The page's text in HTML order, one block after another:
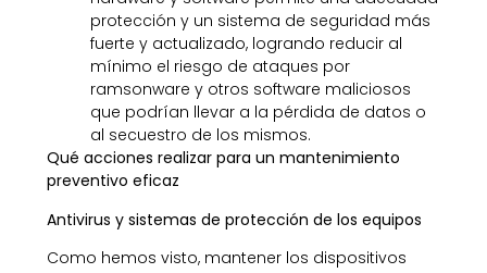
protección y un sistema de seguridad más
fuerte y actualizado, logrando reducir al
mínimo el riesgo de ataques por
ramsonware y otros software maliciosos
que podrían llevar a la pérdida de datos o
al secuestro de los mismos.
Qué acciones realizar para un mantenimiento
preventivo eficaz
Antivirus y sistemas de protección de los equipos
Como hemos visto, mantener los dispositivos